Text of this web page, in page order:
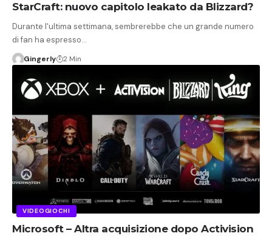
StarCraft: nuovo capitolo leakato da Blizzard?
Durante l'ultima settimana, sembrerebbe che un grande numero
di fan ha espresso…
Gingerly 2 Min
VIDEOGIOCHI
Microsoft – Altra acquisizione dopo Activision